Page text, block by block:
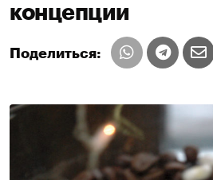
концепции
Поделиться: